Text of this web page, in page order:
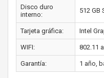
Disco duro
interno:
512 GB
Tarjeta gráfica: Intel
WIFI: 802.11
Garantía: 1 año,